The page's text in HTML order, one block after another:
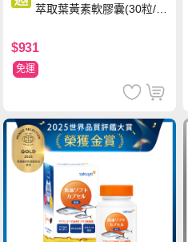
萃取葉黃素軟膠囊(30粒/
$931
免運